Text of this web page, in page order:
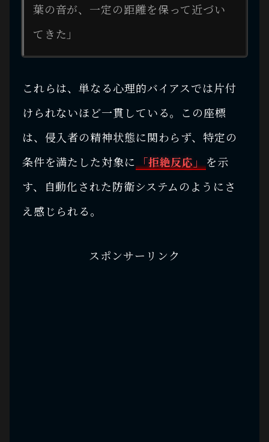
葉の音が、一定の距離を保って近づい
てきた」
これらは、単なる心理的バイアスでは片付
けられないほど一貫している。この座標
は、侵入者の精神状態に関わらず、特定の
条件を満たした対象に「拒絶反応」を示
す、自動化された防衛システムのようにさ
え感じられる。
スポンサーリンク